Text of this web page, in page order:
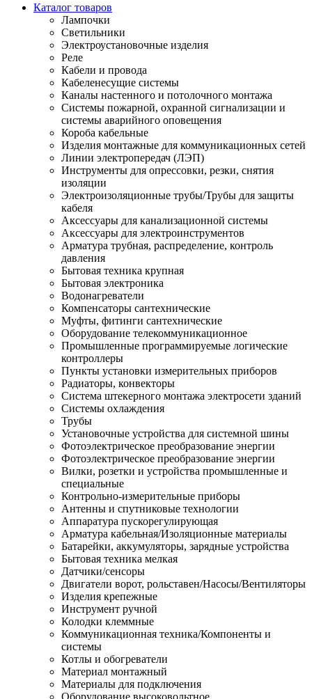
Каталог товаров
Лампочки
Светильники
Электроустановочные изделия
Реле
Кабели и провода
Кабеленесущие системы
Каналы настенного и потолочного монтажа
Системы пожарной, охранной сигнализации и
системы аварийного оповещения
Короба кабельные
Изделия монтажные для коммуникационных сетей
Линии электропередач (ЛЭП)
Инструменты для опрессовки, резки, снятия
изоляции
Электроизоляционные трубы/Трубы для защиты
кабеля
Аксессуары для канализационной системы
Аксессуары для электроинструментов
Арматура трубная, распределение, контроль
давления
Бытовая техника крупная
Бытовая электроника
Водонагреватели
Компенсаторы сантехнические
Муфты, фитинги сантехнические
Оборудование телекоммуникационное
Промышленные программируемые логические
контроллеры
Пункты установки измерительных приборов
Радиаторы, конвекторы
Система штекерного монтажа электросети зданий
Системы охлаждения
Трубы
Установочные устройства для системной шины
Фотоэлектрическое преобразование энергии
Фотоэлектрическое преобразование энергии
Вилки, розетки и устройства промышленные и
специальные
Контрольно-измерительные приборы
Антенны и спутниковые технологии
Аппаратура пускорегулирующая
Арматура кабельная/Изоляционные материалы
Батарейки, аккумуляторы, зарядные устройства
Бытовая техника мелкая
Датчики/сенсоры
Двигатели ворот, рольставен/Насосы/Вентиляторы
Изделия крепежные
Инструмент ручной
Колодки клеммные
Коммуникационная техника/Компоненты и
системы
Котлы и обогреватели
Материал монтажный
Материалы для подключения
Оборудование высоковольтное